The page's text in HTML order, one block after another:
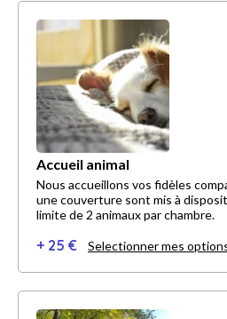
Accueil animal
Nous accueillons vos fidèles
une couverture sont mis à
limite de 2 animaux par chambre.
+ 25 € Selectionner mes